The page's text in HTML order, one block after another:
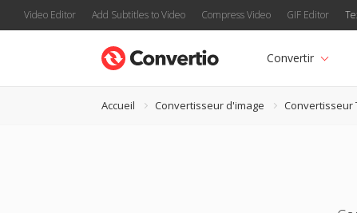
Video Editor Add Subtitles to Video Compress Video GIF Editor
Convertir
Accueil Convertisseur d'image Convertisseur